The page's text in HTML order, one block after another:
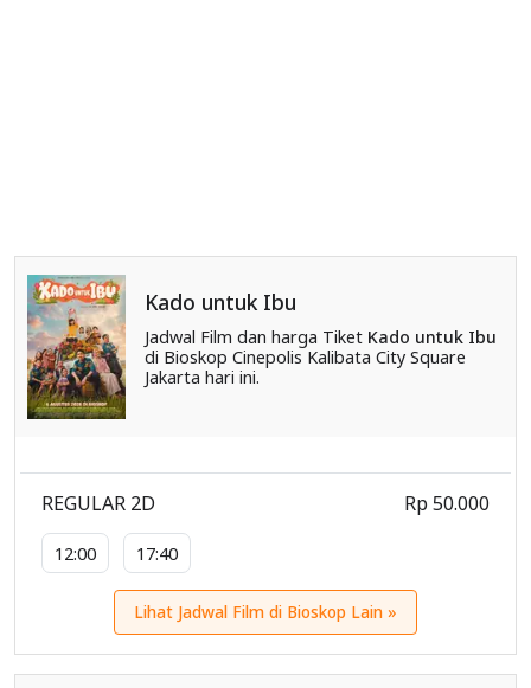
Kado untuk Ibu
Jadwal Film dan harga Tiket Kado untuk Ibu
di Bioskop Cinepolis Kalibata City Square
Jakarta hari ini.
REGULAR 2D
12:00 17:40
Rp 50.000
Lihat Jadwal Film di Bioskop Lain »